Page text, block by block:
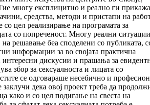
многу експлицитно и реално ги
сред­ства, методи и пристапи на
цел реализирање на про­гра­ма­та за
со по­пре­че­ност. Многу реални
решавање беа споделени со пу­бли­ката,
ин­фор­ма­ции за во својата практична
интересни дискусии и прашања за
збор за сек­суал­носта и лицата со
се одговараше несебично и
заклучи дека овој про­ект треба да
како и со цел подигање на свеста на